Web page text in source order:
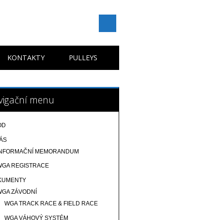
KONTAKTY PULLEYS
menu
MEMORANDUM
REGISTRACE
ZÁVODNÍ
WGA TRACK RACE & FIELD RACE
WGA VÁHOVÝ SYSTÉM